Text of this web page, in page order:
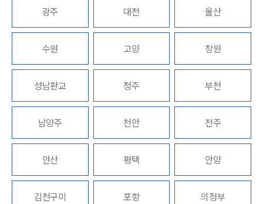
그룹소개
그룹소개
대륜의 강점
오시는 길
글로벌 파트너 로펌
고객의 소리
통합검색
AI대륜
광주 대전 울산
수원 고양 창원
성남판교 청주 부천
남양주 천안 전주
안산 평택 안양
김천구미 포항 의정부